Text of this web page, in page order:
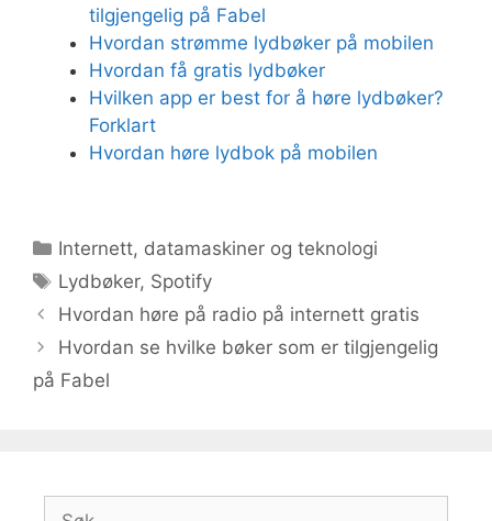
tilgjengelig på Fabel
Hvordan strømme lydbøker på mobilen
Hvordan få gratis lydbøker
Hvilken app er best for å høre lydbøker?
Forklart
Hvordan høre lydbok på mobilen
Kategorier
Internett, datamaskiner og teknologi
Stikkord
Lydbøker, Spotify
Hvordan høre på radio på internett gratis
Hvordan se hvilke bøker som er tilgjengelig
på Fabel
Søk